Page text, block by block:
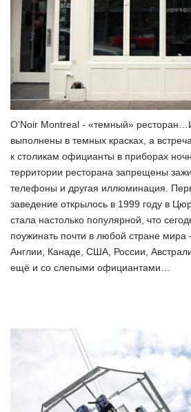
O'Noir Montreal - «темный»
выполнены в темных красках, а
к столикам официанты в приборах
территории ресторана запрещены
телефоны и другая иллюминация.
заведение открылось в 1999 году в
стала настолько популярной, что
поужинать почти в любой стране
Англии, Канаде, США, России,
ещё и со слепыми официантами…